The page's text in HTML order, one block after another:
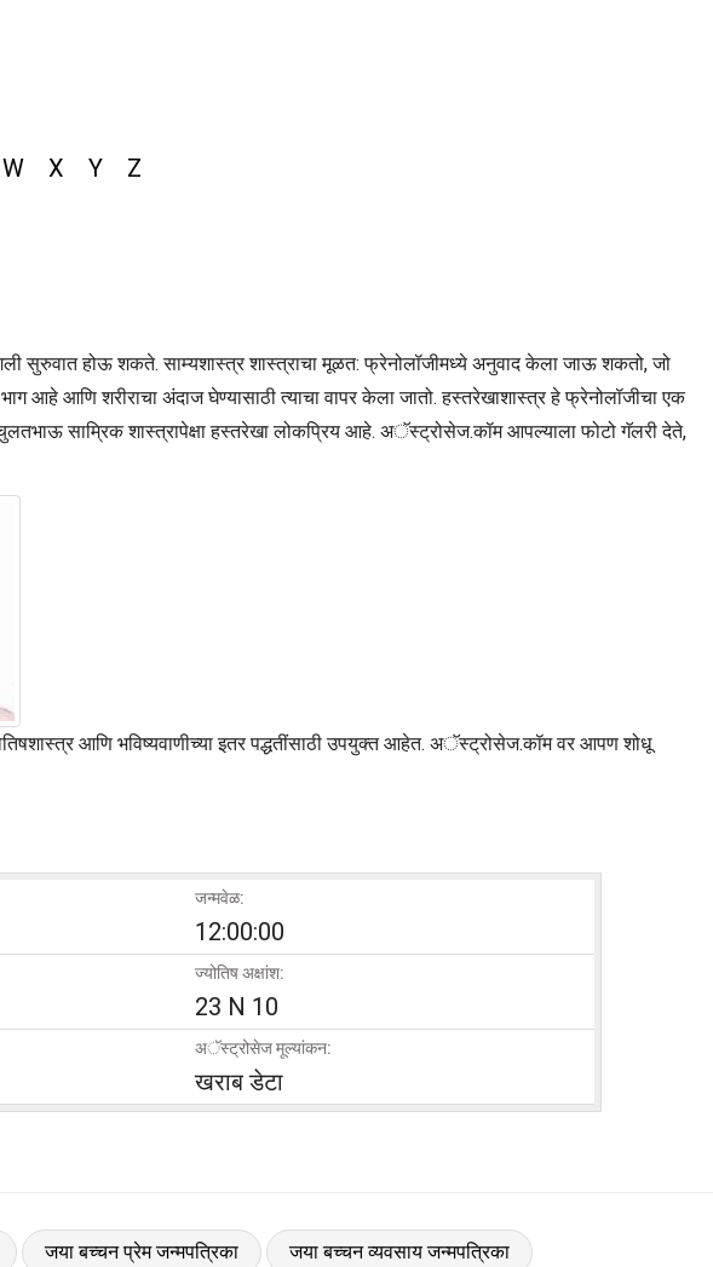
W X Y Z
सुरुवात होऊ शकते. साम्यशास्त्र शास्त्राचा मूळत: फ्रेनोलॉजीमध्ये अनुवाद केला जाऊ शकतो, जो
भाग आहे आणि शरीराचा अंदाज घेण्यासाठी त्याचा वापर केला जातो. हस्तरेखाशास्त्र हे फ्रेनोलॉजीचा एक
चुलतभाऊ साम्रिक शास्त्रापेक्षा हस्तरेखा लोकप्रिय आहे. अॅस्ट्रोसेज.कॉम आपल्याला फोटो गॅलरी देते,
आणि भविष्यवाणीच्या इतर पद्धतींसाठी उपयुक्त आहेत. अॅस्ट्रोसेज.कॉम वर आपण शोधू
जन्मवेळ:
12:00:00
ज्योतिष अक्षांश:
23 N 10
अॅस्ट्रोसेज मूल्यांकन:
खराब डेटा
जया बच्चन प्रेम जन्मपत्रिका जया बच्चन व्यवसाय जन्मपत्रिका